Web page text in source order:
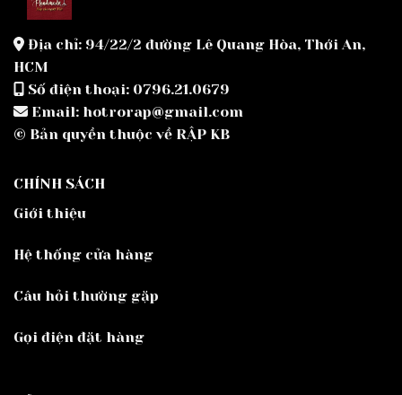
Địa chỉ: 94/22/2 đường Lê Quang Hòa, Thới An,
HCM
Số điện thoại: 0796.21.0679
Email: hotrorap@gmail.com
© Bản quyền thuộc về RẬP KB
CHÍNH SÁCH
Giới thiệu
Hệ thống cửa hàng
Câu hỏi thường gặp
Gọi điện đặt hàng